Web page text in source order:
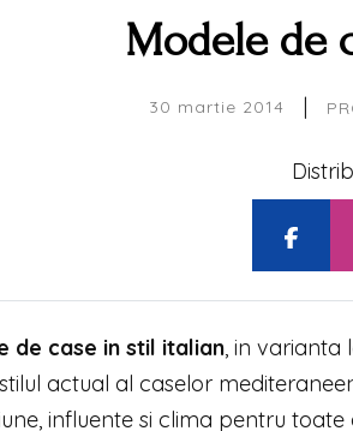
Modele de
30 martie 2014 |
de case in stil italian, in varianta
actual al caselor
influente si clima pentru